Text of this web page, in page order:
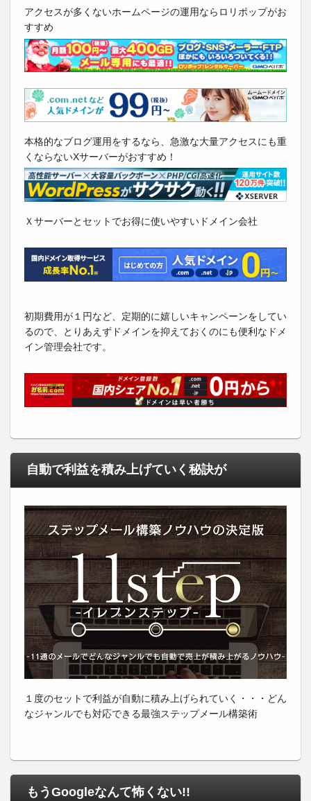
アクセスが多くないホームページの運用ならロリポップがお
すすめ
本格的なブログ運用をするなら、急激な大量アクセスにも重
くならないXサーバーがおすすめ！
Ｘサーバーとセットでお得に使いやすいドメイン会社
初期費用が１円など、定期的に嬉しいキャンペーンをしてい
るので、とりあえずドメインを抑えておくのにも便利なドメ
イン管理会社です。
自動で利益を積み上げていく秘訣が
１度のセットで利益が自動に積み上げられていく・・・どん
なジャンルでも対応できる最強ステップメール構築術
もうGoogleなんて怖くない!!